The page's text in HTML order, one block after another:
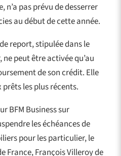
n’a pas prévu de desserrer
au début de cette année.
report, stipulée dans le
peut être activée qu’au
de son crédit. Elle
prêts les plus récents.
BFM Business sur
les échéances de
pour les particulier, le
France, François Villeroy de